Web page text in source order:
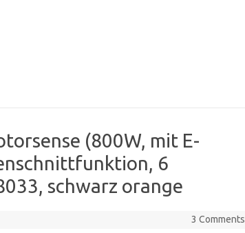
(800W, mit E-
6
schwarz orange
3 Comments